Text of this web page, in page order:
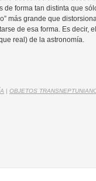
de forma tan distinta que
más grande que
de esa forma. Es decir,
real) de la astronomía.
| OBJETOS